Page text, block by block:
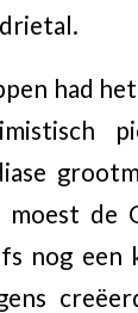
had
moest de
nog een